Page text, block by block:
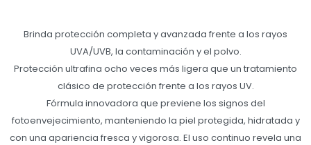
Brinda protección completa y avanzada frente a los rayos
UVA/UVB, la contaminación y el polvo.
Protección ultrafina ocho veces más ligera que un tratamiento
clásico de protección frente a los rayos UV.
Fórmula innovadora que previene los signos del
fotoenvejecimiento, manteniendo la piel protegida, hidratada y
con una apariencia fresca y vigorosa. El uso continuo revela una